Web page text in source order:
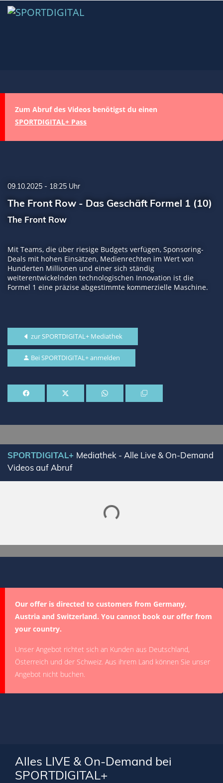
Zum Abruf des Videos benötigst du einen
SPORTDIGITAL+ Pass
09.10.2025 - 18:25 Uhr
The Front Row - Das Geschäft Formel 1 (10)
The Front Row
Mit Teams, die über riesige Budgets verfügen, Sponsoring-
Deals mit hohen Einsätzen, Medienrechten im Wert von
Hunderten Millionen und einer sich ständig
weiterentwickelnden technologischen Innovation ist die
Formel 1 eine präzise abgestimmte kommerzielle Maschine.
zur SPORTDIGITAL+ Mediathek
Bei SPORTDIGITAL+ anmelden
SPORTDIGITAL+ Mediathek - Alle Live & On-Demand
Videos auf Abruf
Lade SPORTDIGITAL+ Mediathek
Our offer is directed to customers from Germany,
Austria and Switzerland. You cannot book our offer from
your country.
Unser Angebot richtet sich an Kunden aus Deutschland,
Österreich und der Schweiz. Aus ihrem Land können Sie unser
Angebot nicht buchen.
Alles LIVE & On-Demand bei
SPORTDIGITAL+